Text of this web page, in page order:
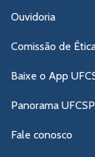
Ouvidoria
Comissão de
Baixe o App
Panorama
Fale conosco